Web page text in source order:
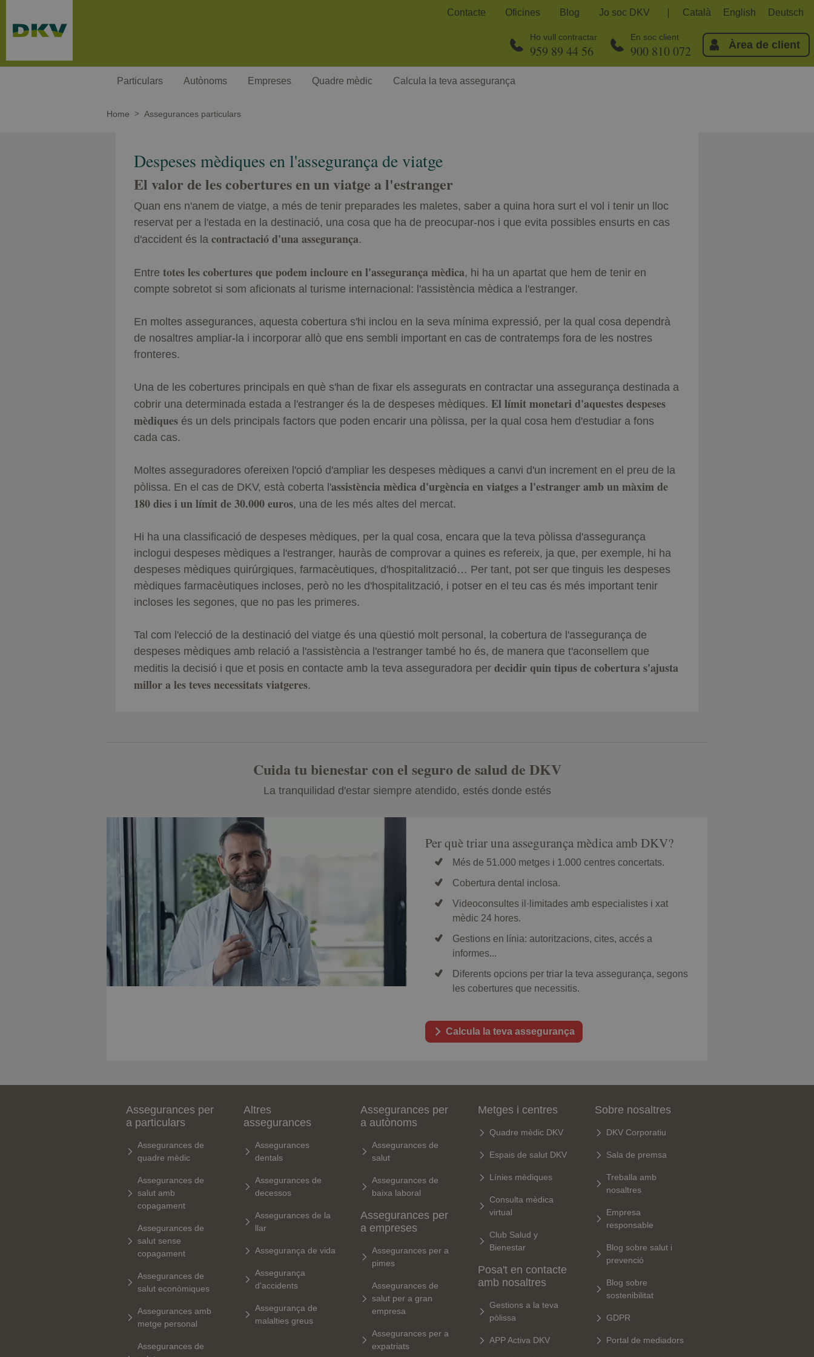
Contacte Oficines Blog Jo soc DKV Català English Deutsch
Ho vull contractar
959 89 44 56
En soc client
900 810 072 Àrea de client
Particulars Autònoms Empreses Quadre mèdic Calcula la teva assegurança
Home Assegurances particulars
Despeses mèdiques en l'assegurança de viatge
El valor de les cobertures en un viatge a l'estranger
Quan ens n'anem de viatge, a més de tenir preparades les maletes, saber a quina hora surt el vol i tenir un lloc
reservat per a l'estada en la destinació, una cosa que ha de preocupar-nos i que evita possibles ensurts en cas
d'accident és la contractació d'una assegurança.
Entre totes les cobertures que podem incloure en l'assegurança mèdica, hi ha un apartat que hem de tenir en
compte sobretot si som aficionats al turisme internacional: l'assistència mèdica a l'estranger.
En moltes assegurances, aquesta cobertura s'hi inclou en la seva mínima expressió, per la qual cosa dependrà
de nosaltres ampliar-la i incorporar allò que ens sembli important en cas de contratemps fora de les nostres
fronteres.
Una de les cobertures principals en què s'han de fixar els assegurats en contractar una assegurança destinada a
cobrir una determinada estada a l'estranger és la de despeses mèdiques. El límit monetari d'aquestes despeses
mèdiques és un dels principals factors que poden encarir una pòlissa, per la qual cosa hem d'estudiar a fons
cada cas.
Moltes asseguradores ofereixen l'opció d'ampliar les despeses mèdiques a canvi d'un increment en el preu de la
pòlissa. En el cas de DKV, està coberta l'assistència mèdica d'urgència en viatges a l'estranger amb un màxim de
180 dies i un límit de 30.000 euros, una de les més altes del mercat.
Hi ha una classificació de despeses mèdiques, per la qual cosa, encara que la teva pòlissa d'assegurança
inclogui despeses mèdiques a l'estranger, hauràs de comprovar a quines es refereix, ja que, per exemple, hi ha
despeses mèdiques quirúrgiques, farmacèutiques, d'hospitalització… Per tant, pot ser que tinguis les despeses
mèdiques farmacèutiques incloses, però no les d'hospitalització, i potser en el teu cas és més important tenir
incloses les segones, que no pas les primeres.
Tal com l'elecció de la destinació del viatge és una qüestió molt personal, la cobertura de l'assegurança de
despeses mèdiques amb relació a l'assistència a l'estranger també ho és, de manera que t'aconsellem que
meditis la decisió i que et posis en contacte amb la teva asseguradora per decidir quin tipus de cobertura s'ajusta
millor a les teves necessitats viatgeres.
Cuida tu bienestar con el seguro de salud de DKV
La tranquilidad d'estar siempre atendido, estés donde estés
Per què triar una assegurança mèdica amb DKV?
Més de 51.000 metges i 1.000 centres concertats.
Cobertura dental inclosa.
Videoconsultes il·limitades amb especialistes i xat
mèdic 24 hores.
Gestions en línia: autoritzacions, cites, accés a
informes...
Diferents opcions per triar la teva assegurança, segons
les cobertures que necessitis.
Calcula la teva assegurança
Assegurances per
a particulars
Assegurances de
quadre mèdic
Assegurances de
salut amb
copagament
Assegurances de
salut sense
copagament
Assegurances de
salut econòmiques
Assegurances amb
metge personal
Assegurances de
Altres
assegurances
Assegurances
dentals
Assegurances de
decessos
Assegurances de la
llar
Assegurança de vida
Assegurança
d'accidents
Assegurança de
malalties greus
Assegurances per
a autònoms
Assegurances de
salut
Assegurances de
baixa laboral
Assegurances per
a empreses
Assegurances per a
pimes
Assegurances de
salut per a gran
empresa
Assegurances per a
expatriats
Metges i centres
Quadre mèdic DKV
Espais de salut DKV
Línies mèdiques
Consulta mèdica
virtual
Club Salud y
Bienestar
Posa't en contacte
amb nosaltres
Gestions a la teva
pòlissa
APP Activa DKV
Sobre nosaltres
DKV Corporatiu
Sala de premsa
Treballa amb
nosaltres
Empresa
responsable
Blog sobre salut i
prevenció
Blog sobre
sostenibilitat
GDPR
Portal de mediadors